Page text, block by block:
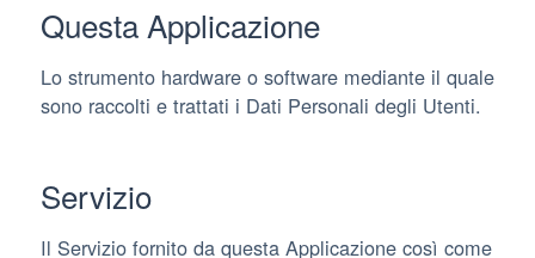
Questa Applicazione
Lo strumento hardware o software mediante il quale
sono raccolti e trattati i Dati Personali degli Utenti.
Servizio
Il Servizio fornito da questa Applicazione così come